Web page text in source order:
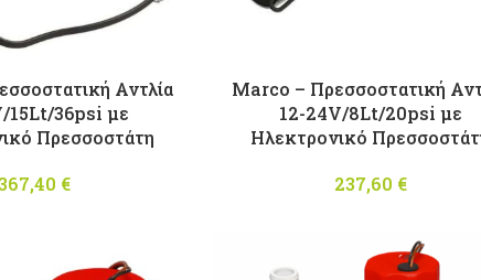
Αντλία
15Lt/36psi με
Πρεσσοστάτη
€
Marco – Πρεσσοστατική
12-24V/8Lt/20psi με
Ηλεκτρονικό
237,60 €